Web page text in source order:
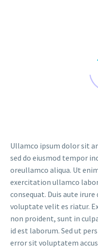
Ullamco ipsum dolor sit
sed do eiusmod tempor
oreullamco aliqua. Ut
exercitation ullamco
consequat. Duis aute
voluptate velit es riatur.
non proident, sunt in
id est laborum. Sed ut
error sit voluptatem